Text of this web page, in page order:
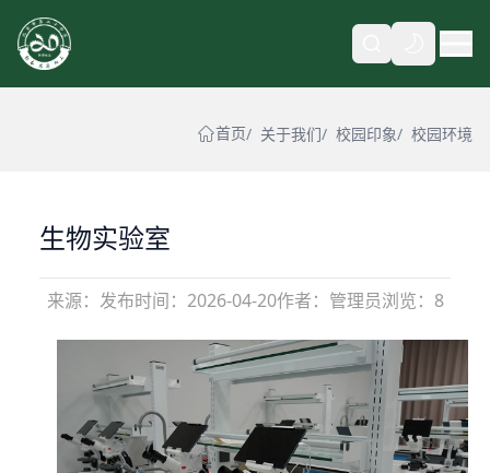
自动
首页 关于我们 校园印象 校园环境
生物实验室
来源： 发布时间： 2026-04-20作者：管理员浏览：8